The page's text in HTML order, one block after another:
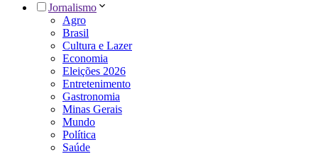
Jornalismo
Agro
Brasil
Cultura e Lazer
Economia
Eleições 2026
Entretenimento
Gastronomia
Minas Gerais
Mundo
Política
Saúde